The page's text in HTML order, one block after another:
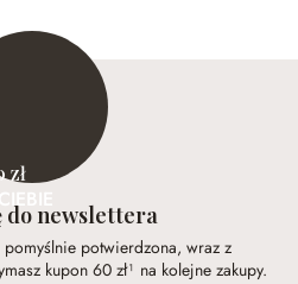
zł
do newslettera
pomyślnie potwierdzona, wraz z
kupon 60 zł¹ na kolejne zakupy.